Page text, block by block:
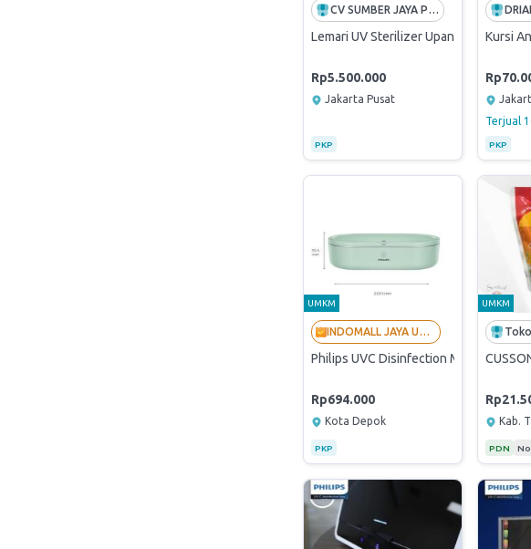
CV SUMBER JAYA PRATAMA
Lemari UV Sterilizer Upang Plus Led
Rp5.500.000
Jakarta Pusat
PKP
Kursi
Terjual
PKP
UMKM
INDOMALL JAYA UTAMA - LANGGANAN BUMN
Philips UVC Disinfection Mini Box -
Rp694.000
Kota Depok
PKP
UMKM
Kab.
PDN